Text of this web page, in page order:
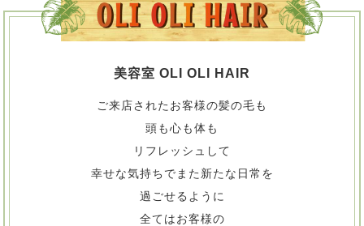
美容室 OLI OLI HAIR
ご来店されたお客様の髪の毛も
頭も心も体も
リフレッシュして
幸せな気持ちでまた新たな日常を
過ごせるように
全てはお客様の